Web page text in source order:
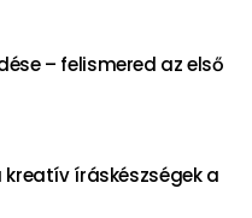
– felismered az első
kreatív íráskészségek a